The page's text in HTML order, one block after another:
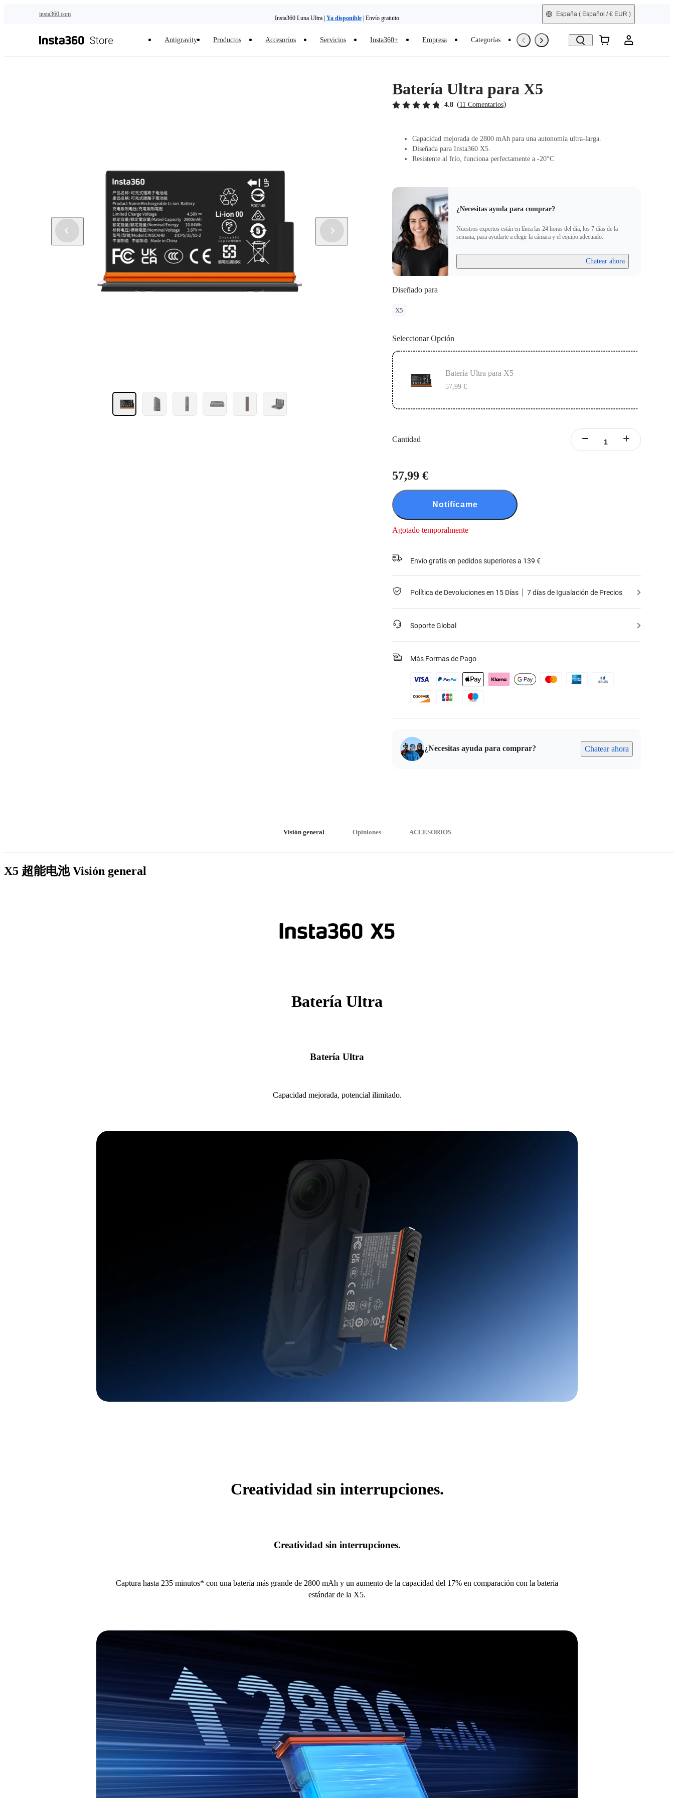
insta360.com
Insta360 Luna Ultra | Ya disponible | Envío gratuito
España ( Español / € EUR )
Antigravity Productos Accesorios Servicios Insta360+ Empresa Categorías Trade-In Reacondicionada
Batería Ultra para X5
4.8 (11 Comentarios)
Capacidad mejorada de 2800 mAh para una autonomía ultra-larga.
Diseñada para Insta360 X5.
Resistente al frío, funciona perfectamente a -20°C
¿Necesitas ayuda para comprar?
Nuestros expertos están en línea las 24 horas del día, los 7 días de la
semana, para ayudarte a elegir la cámara y el equipo adecuado.
Chatear ahora
Diseñado para
X5
Seleccionar Opción
Batería Ultra para X5
57,99 €
Cantidad
57,99 €
Notifícame
Agotado temporalmente
Envío gratis en pedidos superiores a 139 €
Política de Devoluciones en 15 Días 7 días de Igualación de Precios
Soporte Global
Más Formas de Pago
¿Necesitas ayuda para comprar? Chatear ahora
Visión general Opiniones ACCESORIOS
X5 超能电池Visión general
Batería Ultra
Batería Ultra
Capacidad mejorada, potencial ilimitado.
Creatividad sin interrupciones.
Creatividad sin interrupciones.
Captura hasta 235 minutos* con una batería más grande de 2800 mAh y un aumento de la capacidad del 17% en comparación con la batería
estándar de la X5.